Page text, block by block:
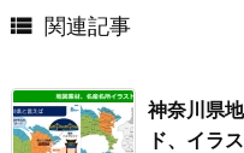
 関連記事
神奈川県
ド、イラ